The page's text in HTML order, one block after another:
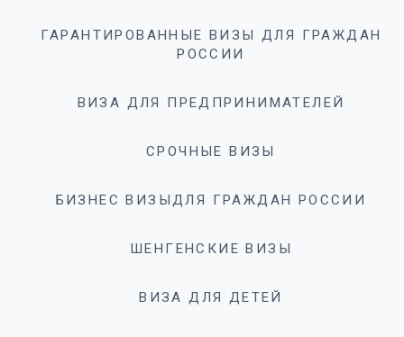
ГАРАНТИРОВАННЫЕ ВИЗЫ ДЛЯ ГРАЖДАН
РОССИИ
ВИЗА ДЛЯ ПРЕДПРИНИМАТЕЛЕЙ
СРОЧНЫЕ ВИЗЫ
БИЗНЕС ВИЗЫДЛЯ ГРАЖДАН РОССИИ
ШЕНГЕНСКИЕ ВИЗЫ
ВИЗА ДЛЯ ДЕТЕЙ